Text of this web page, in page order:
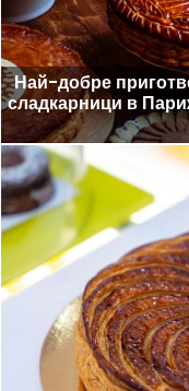
Най-добре
сладкарници в